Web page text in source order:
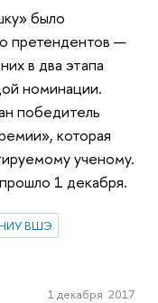
было
претендентов —
в два этапа
номинации.
победитель
которая
ученому.
1 декабря.
НИУ ВШЭ
1 декабря 2017